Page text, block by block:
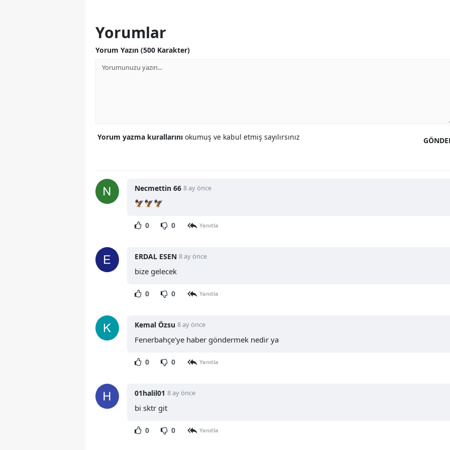
Yorumlar
Yorum Yazın (500 Karakter)
Yorum yazma kurallarını okumuş ve kabul etmiş sayılırsınız
Necmettin 66 8 ay önce
🦅🦅🦅
0 0 Yanıtla
ERDAL ESEN 8 ay önce
bize gelecek
0 0 Yanıtla
Kemal Özsu 8 ay önce
Fenerbahçe'ye haber göndermek nedir ya
0 0 Yanıtla
01halil01 8 ay önce
bi sktr git
0 0 Yanıtla